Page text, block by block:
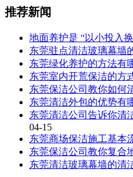
推荐新闻
地面养护是 “以小投入换
东莞驻点清洁玻璃幕墙
东莞绿化养护的方法有
东莞室内开荒保洁的方
东莞保洁公司教你如何
东莞清洁外包的优势有
东莞清洁公司告诉你清
04-15
东莞商场保洁施工基本
东莞保洁公司教你复合
东莞清洁玻璃幕墙的清